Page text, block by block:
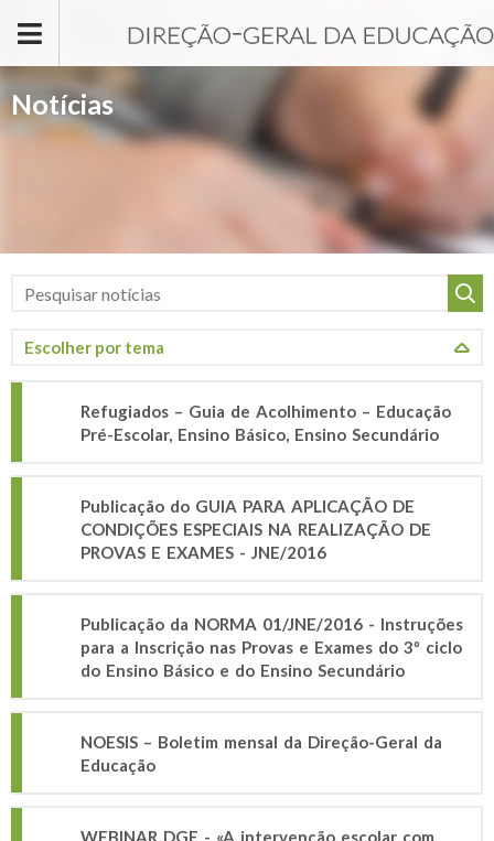
Notícias
Refugiados – Guia de Acolhimento – Educação
Pré-Escolar, Ensino Básico, Ensino Secundário
Publicação do GUIA PARA APLICAÇÃO DE
CONDIÇÕES ESPECIAIS NA REALIZAÇÃO DE
PROVAS E EXAMES - JNE/2016
Publicação da NORMA 01/JNE/2016 - Instruções
para a Inscrição nas Provas e Exames do 3º ciclo
do Ensino Básico e do Ensino Secundário
NOESIS – Boletim mensal da Direção-Geral da
Educação
WEBINAR DGE - «A intervenção escolar com